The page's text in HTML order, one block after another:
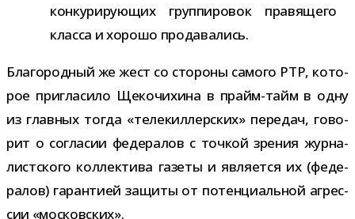
кон­ку­ри­ру­ю­щих груп­пи­ро­вок пра­вя­щего
класса и хорошо продавались.
Благородный же жест со сто­роны самого РТР, кото­
рое при­гла­сило Щекочихина в прайм-​тайм в одну
из глав­ных тогда «теле­кил­лер­ских» пере­дач, гово­
рит о согла­сии феде­ра­лов с точ­кой зре­ния жур­на­
лист­ского кол­лек­тива газеты и явля­ется их (феде­
ра­лов) гаран­тией защиты от потен­ци­аль­ной агрес­
сии «мос­ков­ских».